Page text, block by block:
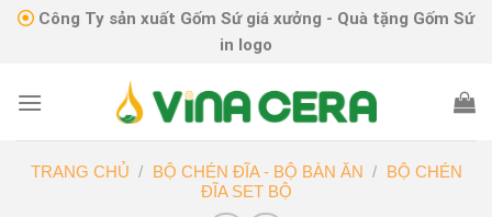
Skip Công Ty sản xuất Gốm Sứ giá xưởng - Quà tặng Gốm Sứ
in logo
TRANG CHỦ / BỘ CHÉN ĐĨA - BỘ BÀN ĂN / BỘ CHÉN
ĐĨA SET BỘ